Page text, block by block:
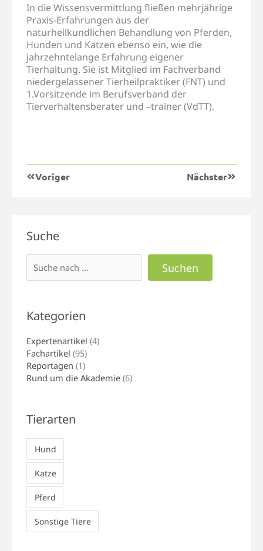
In die Wissensvermittlung fließen mehrjährige
Praxis-Erfahrungen aus der
naturheilkundlichen Behandlung von Pferden,
Hunden und Katzen ebenso ein, wie die
jahrzehntelange Erfahrung eigener
Tierhaltung. Sie ist Mitglied im Fachverband
niedergelassener Tierheilpraktiker (FNT) und
1.Vorsitzende im Berufsverband der
Tierverhaltensberater und –trainer (VdTT).
Voriger Nächster
Suche
Suchen
Kategorien
Expertenartikel (4)
Fachartikel (95)
Reportagen (1)
Rund um die Akademie (6)
Tierarten
Hund
Katze
Pferd
Sonstige Tiere